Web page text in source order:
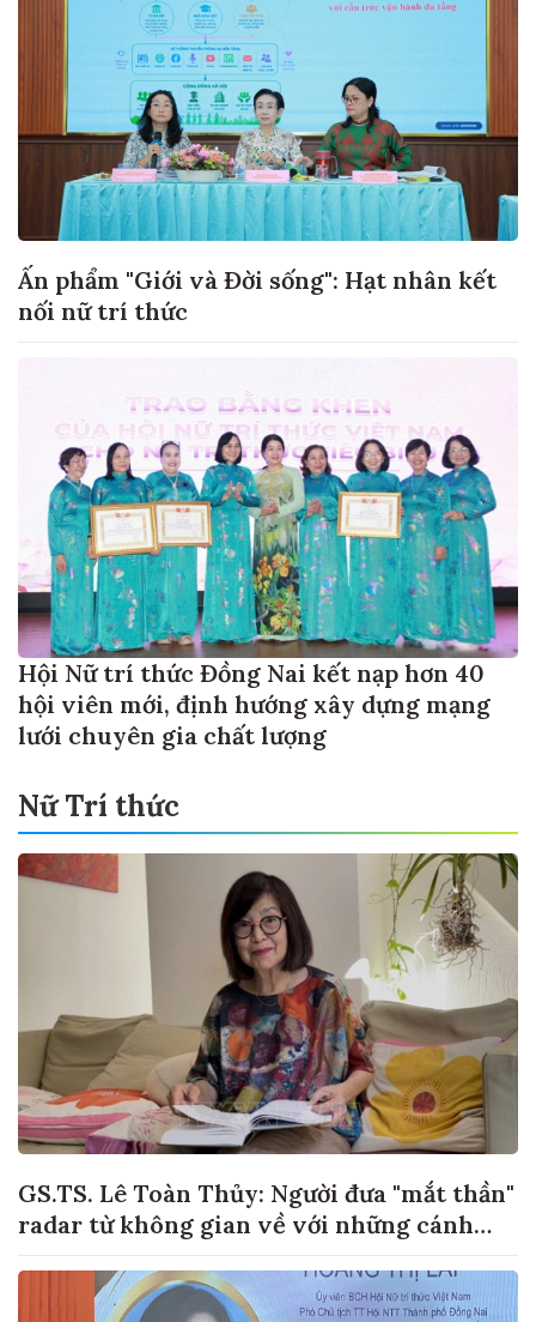
Ấn phẩm "Giới và Đời sống": Hạt nhân kết
nối nữ trí thức
Hội Nữ trí thức Đồng Nai kết nạp hơn 40
hội viên mới, định hướng xây dựng mạng
lưới chuyên gia chất lượng
Nữ Trí thức
GS.TS. Lê Toàn Thủy: Người đưa "mắt thần"
radar từ không gian về với những cánh